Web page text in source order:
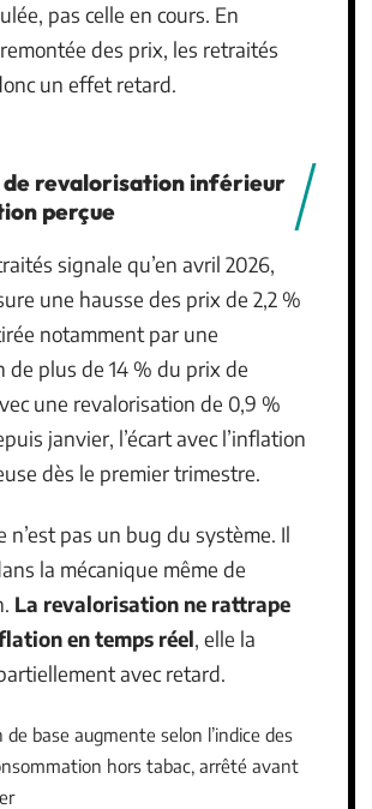
pas celle en cours. En
des prix, les retraités
un effet retard.
de revalorisation inférieur
perçue
signale qu’en avril 2026,
une hausse des prix de 2,2 %
notamment par une
de plus de 14 % du prix de
une revalorisation de 0,9 %
janvier, l’écart avec l’inflation
dès le premier trimestre.
n’est pas un bug du système. Il
la mécanique même de
La revalorisation ne rattrape
en temps réel, elle la
avec retard.
de base augmente selon l’indice des
hors tabac, arrêté avant